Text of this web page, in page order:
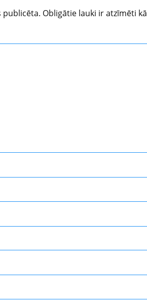
publicēta. Obligātie lauki ir atzīmēti kā